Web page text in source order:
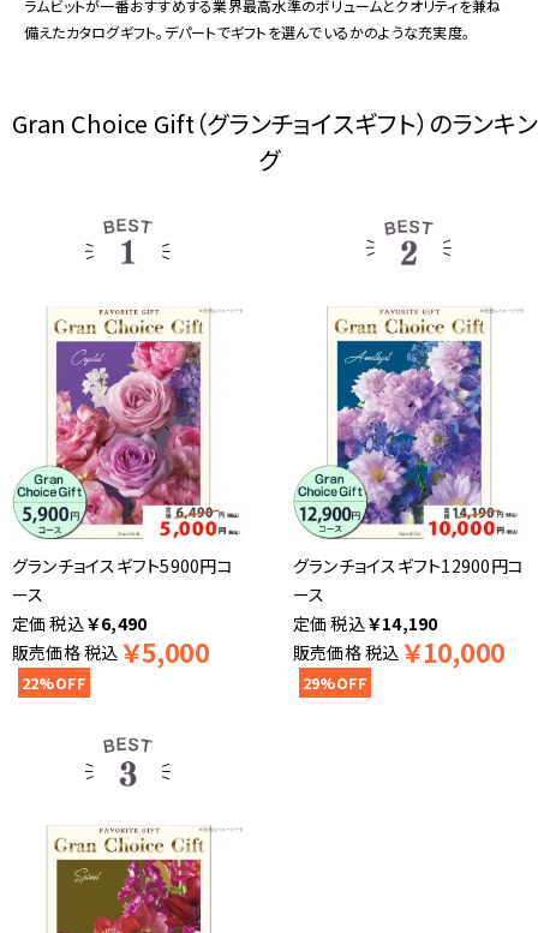
ラムビットが一番おすすめする業界最高水準のボリュームとクオリティを兼ね
備えたカタログギフト。デパートでギフトを選んでいるかのような充実度。
Gran Choice Gift（グランチョイスギフト）のランキン
グ
グランチョイスギフト5900円コ
ース
税込￥6,490
販売価格税込 ￥5,000
22%OFF
グランチョイスギフト12900円コ
ース
税込￥14,190
販売価格税込 ￥10,000
29%OFF